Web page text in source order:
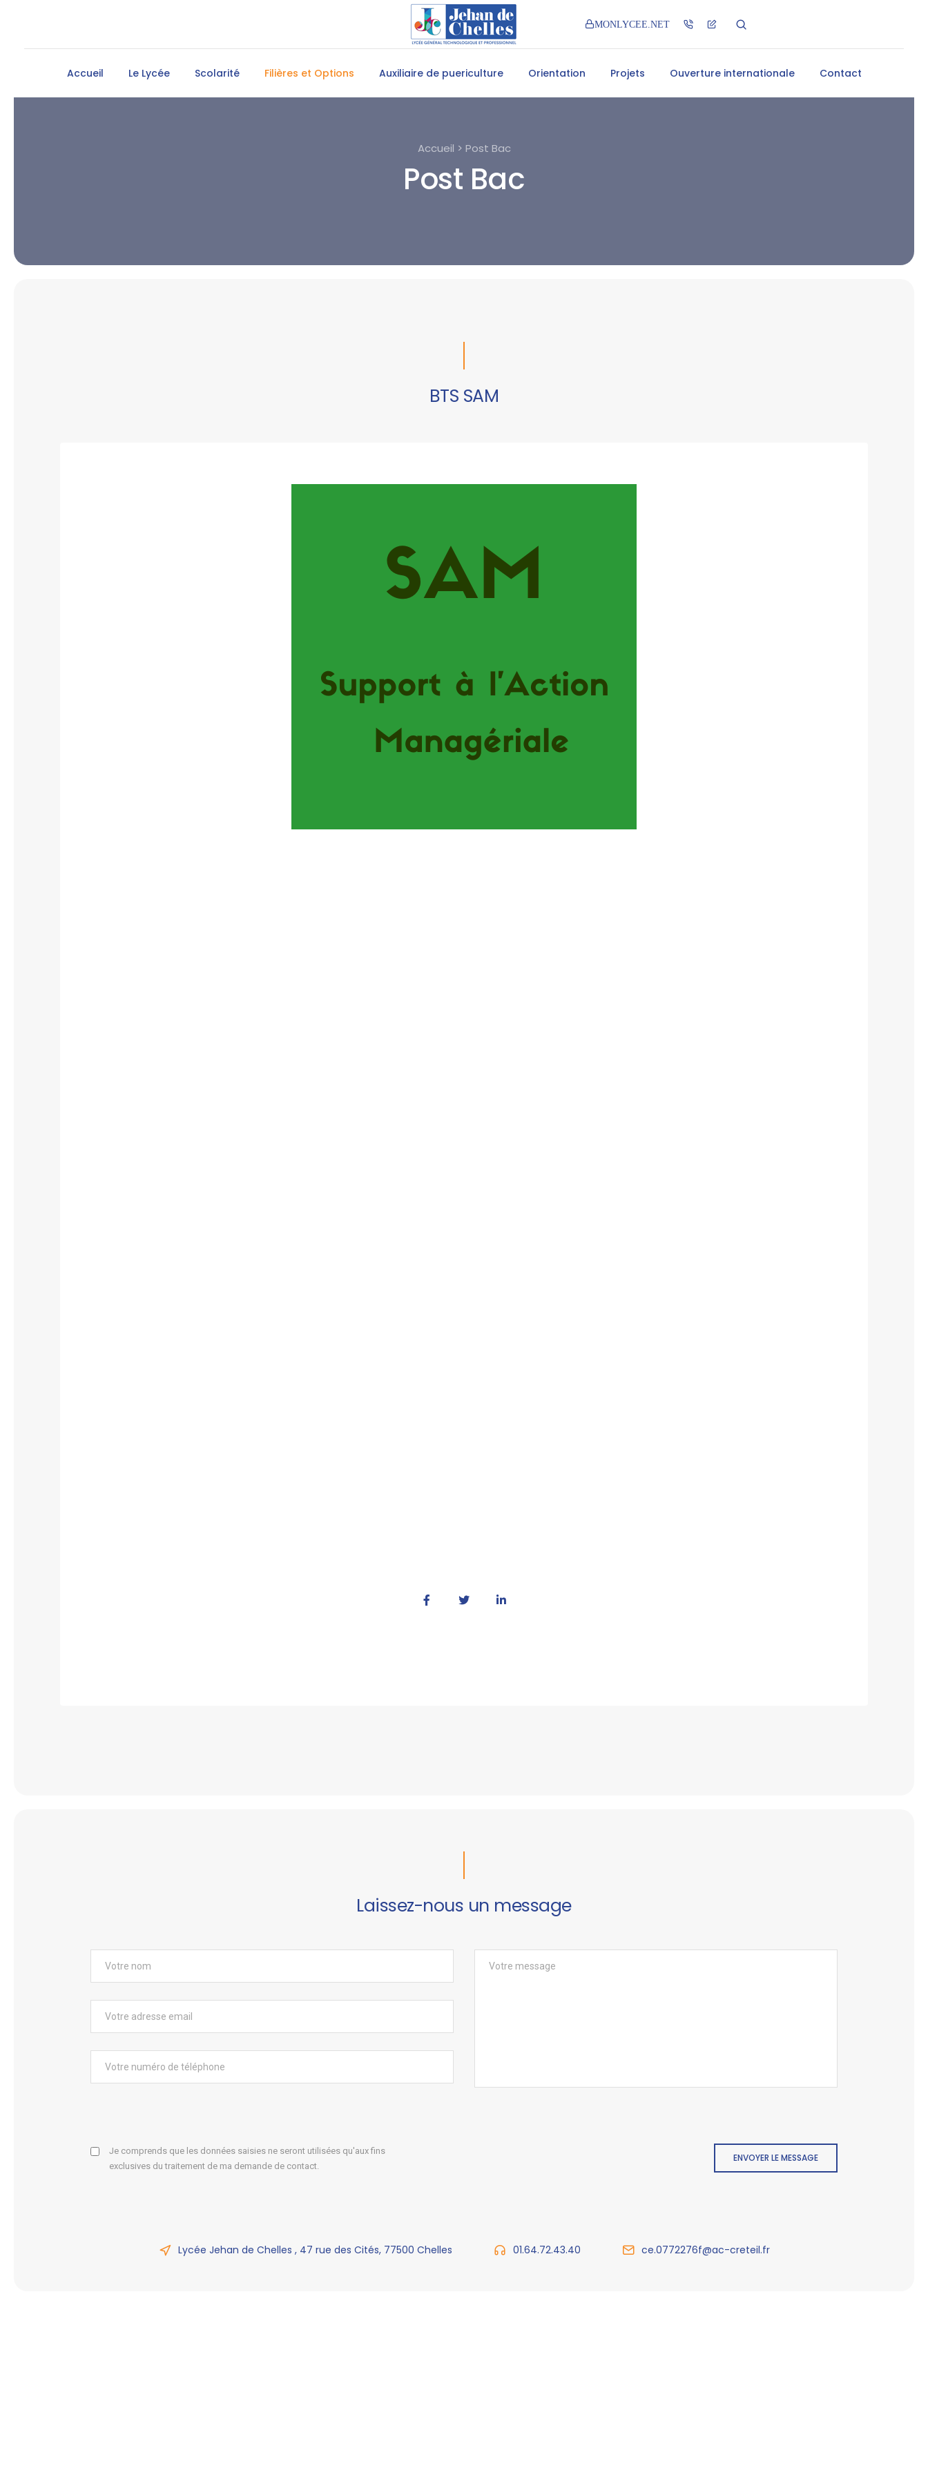
MONLYCEE.NET
Accueil Le Lycée Scolarité Filières et Options Auxiliaire de puericulture Orientation Projets Ouverture internationale Contact
Accueil > Post Bac
Post Bac
BTS SAM
Laissez-nous un message
Je comprends que les données saisies ne seront utilisées qu'aux fins
exclusives du traitement de ma demande de contact.
ENVOYER LE MESSAGE
Lycée Jehan de Chelles , 47 rue des Cités, 77500 Chelles 01.64.72.43.40 ce.0772276f@ac-creteil.fr